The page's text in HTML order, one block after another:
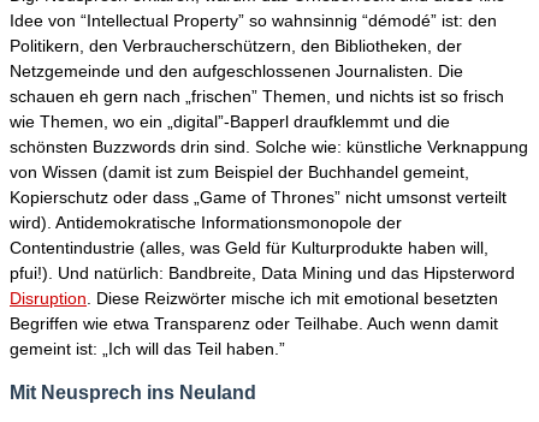
Idee von “Intellectual Property” so wahnsinnig “démodé” ist: den
Politikern, den Verbraucherschützern, den Bibliotheken, der
Netzgemeinde und den aufgeschlossenen Journalisten. Die
schauen eh gern nach „frischen” Themen, und nichts ist so frisch
wie Themen, wo ein „digital”-Bapperl draufklemmt und die
schönsten Buzzwords drin sind. Solche wie: künstliche Verknappung
von Wissen (damit ist zum Beispiel der Buchhandel gemeint,
Kopierschutz oder dass „Game of Thrones” nicht umsonst verteilt
wird). Antidemokratische Informationsmonopole der
Contentindustrie (alles, was Geld für Kulturprodukte haben will,
pfui!). Und natürlich: Bandbreite, Data Mining und das Hipsterword
Disruption . Diese Reizwörter mische ich mit emotional besetzten
Begriffen wie etwa Transparenz oder Teilhabe. Auch wenn damit
gemeint ist: „Ich will das Teil haben.”
Mit Neusprech ins Neuland